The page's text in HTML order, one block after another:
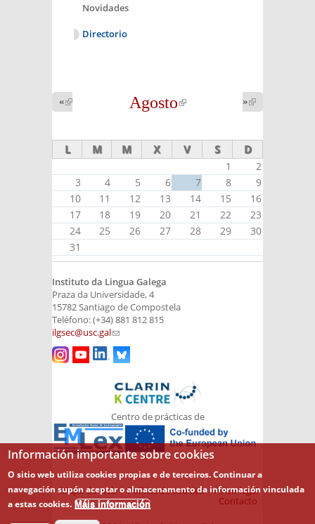
Novidades
Directorio
Agosto
(link is
«
external)
»
external)
L M M X V S D
1
2
3
4 5 6 7 8
9
10
11 12 13 14 15
16
17
18 19 20 21 22
23
24
25 26 27 28 29
30
31
Instituto da Lingua Galega
Praza da Universidade, 4
15782 Santiago de Compostela
Teléfono: (+34) 881 812 815
ilgsec@usc.gal(link sends e-mail)
Centro de prácticas de
Aviso legal
Política de cookies
Mapa do web
Contacto
Información importante sobre cookies
O sitio web utiliza cookies propias e de terceiros. Continuar a
navegación supón aceptar o almacenamento da información vinculada
a estas cookies. Máis información